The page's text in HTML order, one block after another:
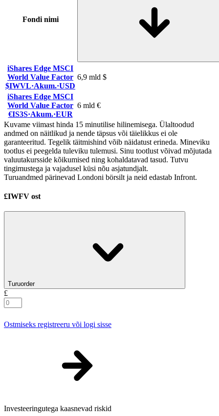
Fondi nimi
iShares Edge MSCI
World Value Factor
$IWVL·Akum.·USD
6,9 mld $
iShares Edge MSCI
World Value Factor
€IS3S·Akum.·EUR
6 mld €
Kuvame viimast hinda 15 minutilise hilinemisega. Ülaltoodud
andmed on näitlikud ja nende täpsus või täielikkus ei ole
garanteeritud. Tegelik täitmishind võib näidatust erineda. Mineviku
tootlus ei peegelda tuleviku tulemusi. Sinu tootlust võivad mõjutada
valuutakursside kõikumised ning kohaldatavad tasud. Tutvu
tingimustega ja vajadusel küsi nõu asjatundjalt.
Turuandmed pärinevad Londoni börsilt ja neid edastab Infront.
£IWFV ost
Turuorder
£
Ostmiseks registreeru või logi sisse
Investeeringutega kaasnevad riskid